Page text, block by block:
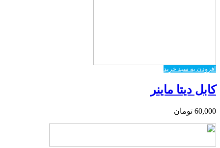
افزودن به سبد خرید
کابل دیتا ماینر
60,000 تومان